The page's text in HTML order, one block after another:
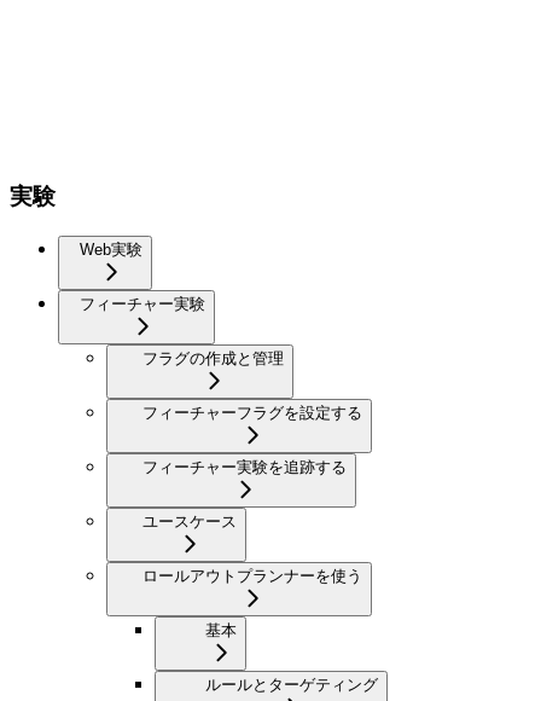
実験
Web実験
フィーチャー実験
フラグの作成と管理
フィーチャーフラグを設定する
フィーチャー実験を追跡する
ユースケース
ロールアウトプランナーを使う
基本
ルールとターゲティング